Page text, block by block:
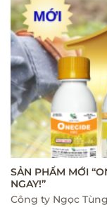
SẢN PHẨM MỚI
NGAY!”
Công ty Ngọc